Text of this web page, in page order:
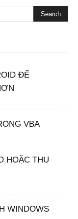
ĐỂ
VBA
HOẶC THU
WINDOWS